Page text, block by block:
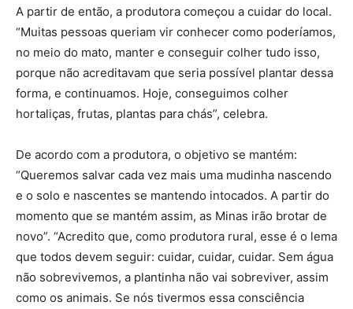
A partir de então, a produtora começou a cuidar do local.
“Muitas pessoas queriam vir conhecer como poderíamos,
no meio do mato, manter e conseguir colher tudo isso,
porque não acreditavam que seria possível plantar dessa
forma, e continuamos. Hoje, conseguimos colher
hortaliças, frutas, plantas para chás”, celebra.
De acordo com a produtora, o objetivo se mantém:
“Queremos salvar cada vez mais uma mudinha nascendo
e o solo e nascentes se mantendo intocados. A partir do
momento que se mantém assim, as Minas irão brotar de
novo”. “Acredito que, como produtora rural, esse é o lema
que todos devem seguir: cuidar, cuidar, cuidar. Sem água
não sobrevivemos, a plantinha não vai sobreviver, assim
como os animais. Se nós tivermos essa consciência